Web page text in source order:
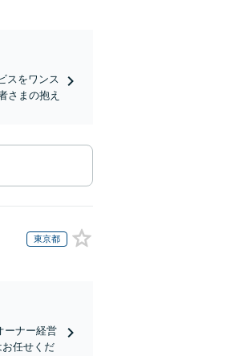
スをワンス
さまの抱え
東京都
ーナー経営
任せくだ